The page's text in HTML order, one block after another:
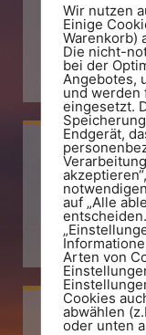
E-Mail
info@vdw.land
Telefon
+49 711 794 77
Wir nutzen
Einige
Warenkorb)
Die nicht-
bei der
Angebotes,
und werden
eingesetzt.
Endgerät,
auf „Alle
Arten von
Cookies
abwählen
oder unten